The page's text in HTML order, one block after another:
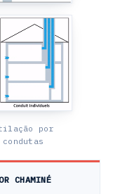
por
CHAMINÉ